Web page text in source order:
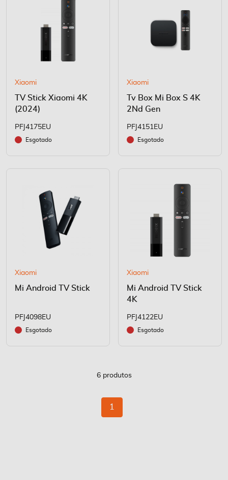
Xiaomi
TV Stick Xiaomi 4K
(2024)
PFJ4175EU
Esgotado
Xiaomi
Tv Box Mi Box S 4K
2Nd Gen
PFJ4151EU
Esgotado
Xiaomi
Mi Android TV Stick
PFJ4098EU
Esgotado
Xiaomi
Mi Android TV Stick
4K
PFJ4122EU
Esgotado
6produtos
Página
Está
1